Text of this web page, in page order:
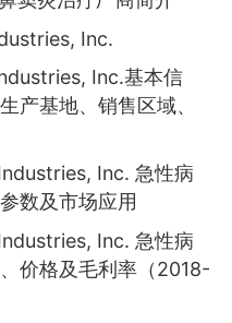
Inc.
Inc.基本信
产基地、销售区域、
Inc. 急性病
数及市场应用
Inc. 急性病
价格及毛利率（2018-